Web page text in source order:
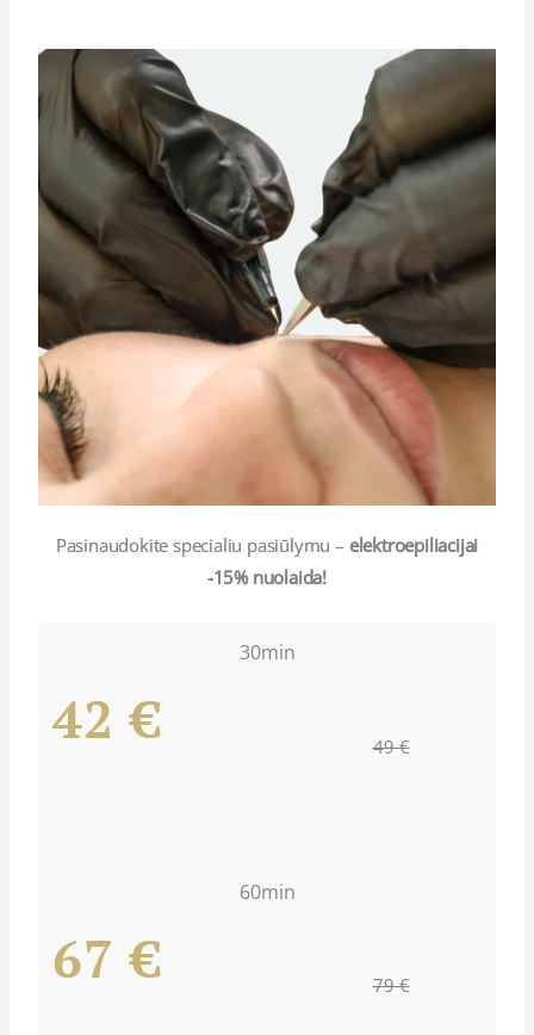
Pasinaudokite specialiu pasiūlymu – elektroepiliacijai
-15% nuolaida!
30min
42 € 49 €
60min
67 € 79 €